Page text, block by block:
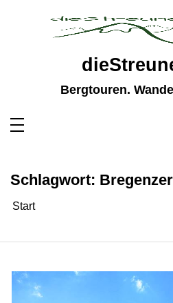
Bergtouren.
Schlagwort:
Start